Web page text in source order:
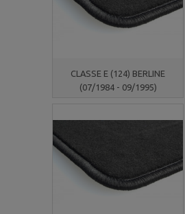
CLASSE E (124) BERLINE
(07/1984 - 09/1995)